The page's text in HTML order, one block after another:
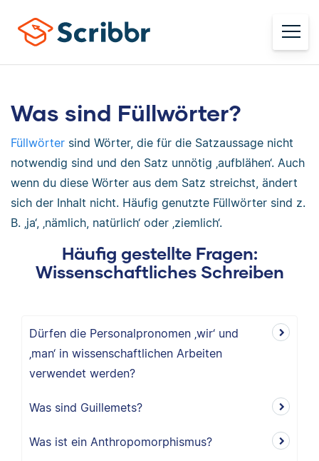
Was sind Füllwörter?
Füllwörter sind Wörter, die für die Satzaussage nicht
notwendig sind und den Satz unnötig ‚aufblähen‘. Auch
wenn du diese Wörter aus dem Satz streichst, ändert
sich der Inhalt nicht. Häufig genutzte Füllwörter sind z.
B. ‚ja‘, ‚nämlich, natürlich‘ oder ‚ziemlich‘.
Häufig gestellte Fragen:
Wissenschaftliches Schreiben
Dürfen die Personalpronomen ‚wir‘ und
‚man‘ in wissenschaftlichen Arbeiten
verwendet werden?
Was sind Guillemets?
Was ist ein Anthropomorphismus?